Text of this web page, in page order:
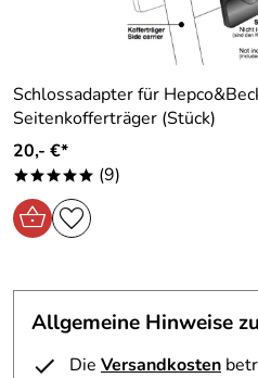
Schlossadapter für
Seitenkofferträger (Stück)
20,- €*
***** (9)
Allgemeine Hinweise
Die Versandkosten